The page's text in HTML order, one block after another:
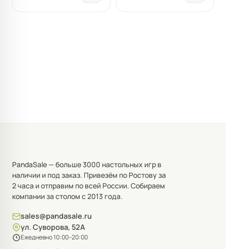
PandaSale — больше 3000 настольных игр в
наличии и под заказ. Привезём по Ростову за
2 часа и отправим по всей России. Собираем
компании за столом с 2013 года.
sales@pandasale.ru
ул. Суворова, 52А
Ежедневно 10:00–20:00